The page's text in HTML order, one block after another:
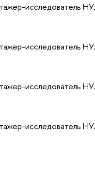
исследователь
исследователь
исследователь
исследователь